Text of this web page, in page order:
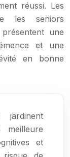
réussi. Les
les seniors
une
et une
en bonne
meilleure
et